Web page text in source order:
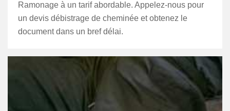
Ramonage à un tarif abordable. Appelez-nous pour
un devis débistrage de cheminée et obtenez le
document dans un bref délai.